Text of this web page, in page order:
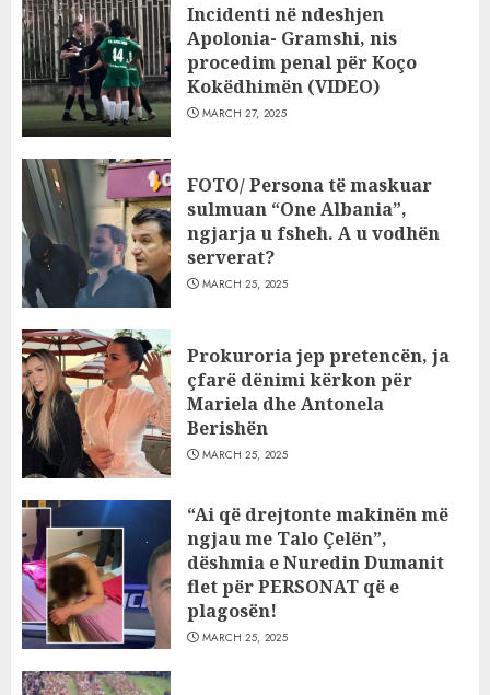
Incidenti në ndeshjen
Apolonia- Gramshi, nis
procedim penal për Koço
Kokëdhimën (VIDEO)
MARCH 27, 2025
FOTO/ Persona të maskuar
sulmuan “One Albania”,
ngjarja u fsheh. A u vodhën
serverat?
MARCH 25, 2025
Prokuroria jep pretencën, ja
çfarë dënimi kërkon për
Mariela dhe Antonela
Berishën
MARCH 25, 2025
“Ai që drejtonte makinën më
ngjau me Talo Çelën”,
dëshmia e Nuredin Dumanit
flet për PERSONAT që e
plagosën!
MARCH 25, 2025